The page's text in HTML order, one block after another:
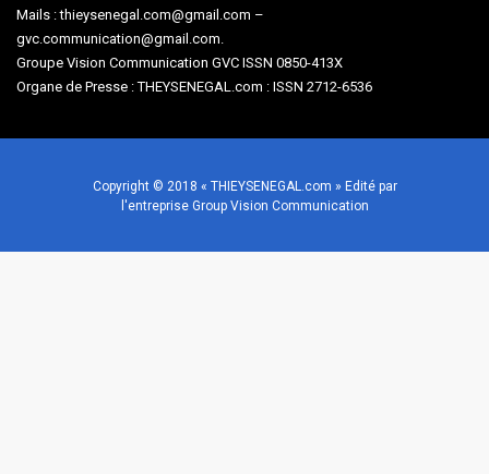
Mails : thieysenegal.com@gmail.com –
gvc.communication@gmail.com.
Groupe Vision Communication GVC ISSN 0850-413X
Organe de Presse : THEYSENEGAL.com : ISSN 2712-6536
Copyright © 2018 « THIEYSENEGAL.com » Edité par
l'entreprise Group Vision Communication